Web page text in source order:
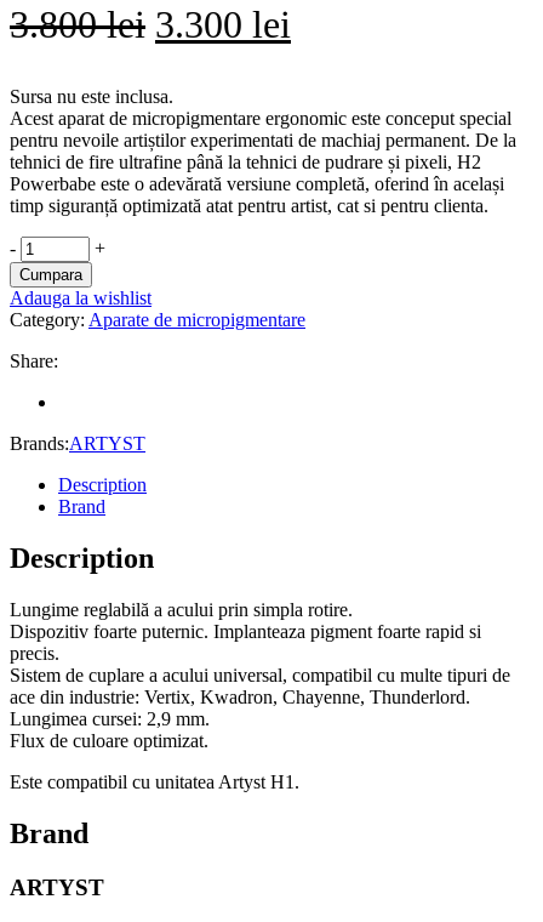
3.800lei 3.300 lei
Sursa nu este inclusa.
Acest aparat de micropigmentare ergonomic este conceput special
pentru nevoile artiștilor experimentati de machiaj permanent. De la
tehnici de fire ultrafine până la tehnici de pudrare și pixeli, H2
Powerbabe este o adevărată versiune completă, oferind în același
timp siguranță optimizată atat pentru artist, cat si pentru clienta.
Artyst
Dispozitiv
H2
•
Silver
Rose
- +
Cumpara
Adauga la wishlist
Category: Aparate de micropigmentare
Share:
Brands:ARTYST
Description
Brand
Description
Lungime reglabilă a acului prin simpla rotire.
Dispozitiv foarte puternic. Implanteaza pigment foarte rapid si
precis.
Sistem de cuplare a acului universal, compatibil cu multe tipuri de
ace din industrie: Vertix, Kwadron, Chayenne, Thunderlord.
Lungimea cursei: 2,9 mm.
Flux de culoare optimizat.
Este compatibil cu unitatea Artyst H1.
Brand
ARTYST